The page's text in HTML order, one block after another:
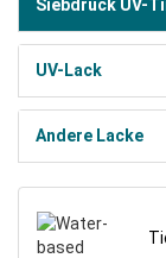
Siebdruck UV-
UV-Lack
Andere Lacke